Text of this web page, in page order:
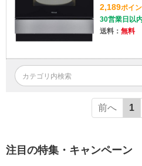
2,189ポイ
30営業日以
送料： 無料
前へ 1
注目の特集・キャンペーン